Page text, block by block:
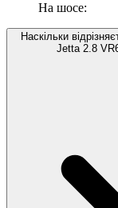
На шосе:
Наскільки
Jetta 2.8